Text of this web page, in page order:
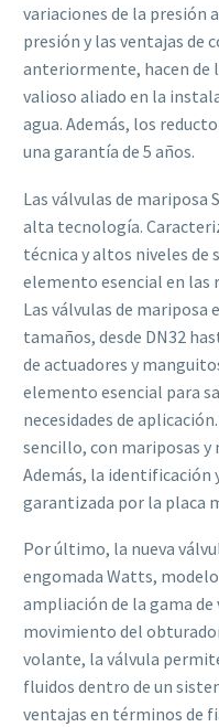
variaciones de la presión
presión y las ventajas de
anteriormente, hacen de
valioso aliado en la
agua. Además, los
una garantía de 5 años.
Las válvulas de mariposa
alta tecnología.
técnica y altos niveles de
elemento esencial en las
Las válvulas de
tamaños, desde DN32
de actuadores y
elemento esencial para
necesidades de
sencillo, con mariposas
Además, la identificación
garantizada por la placa
Por último, la nueva
engomada Watts,
ampliación de la gama de
movimiento del
volante, la válvula
fluidos dentro de un
ventajas en términos de